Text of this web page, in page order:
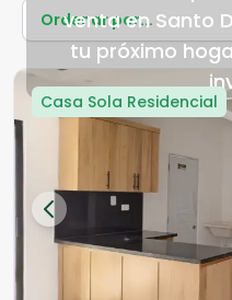
venta en Santo
tu próximo
Ordenar por...
Casa Sola Residencial